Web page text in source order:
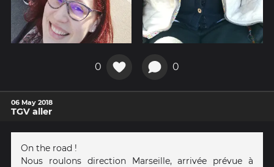
0 0
06 May 2018
TGV aller
On the road !
Nous roulons direction Marseille, arrivée prévue à